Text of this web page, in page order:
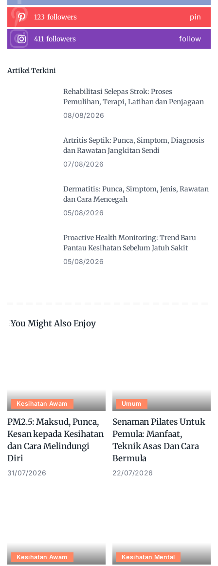
123 followers pin
411 followers follow
Artikel Terkini
Rehabilitasi Selepas Strok: Proses
Pemulihan, Terapi, Latihan dan Penjagaan
08/08/2026
Artritis Septik: Punca, Simptom, Diagnosis
dan Rawatan Jangkitan Sendi
07/08/2026
Dermatitis: Punca, Simptom, Jenis, Rawatan
dan Cara Mencegah
05/08/2026
Proactive Health Monitoring: Trend Baru
Pantau Kesihatan Sebelum Jatuh Sakit
05/08/2026
You Might Also Enjoy
Kesihatan Awam
PM2.5: Maksud, Punca,
Kesan kepada Kesihatan
dan Cara Melindungi
Diri
31/07/2026
Umum
Senaman Pilates Untuk
Pemula: Manfaat,
Teknik Asas Dan Cara
Bermula
22/07/2026
Kesihatan Awam Kesihatan Mental